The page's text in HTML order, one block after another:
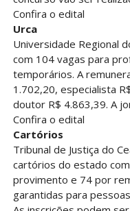
Confira o edital
Urca
Universidade Regional
com 104 vagas para
temporários. A
1.702,20, especialista
doutor R$ 4.863,39. A
Confira o edital
Cartórios
Tribunal de Justiça do
cartórios do estado
provimento e 74 por
garantidas para